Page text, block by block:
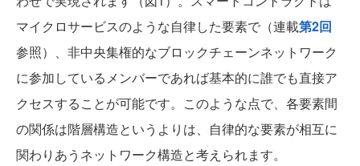
マイクロサービスのような自律した要素で（連載第2回
参照）、非中央集権的なブロックチェーンネットワーク
に参加しているメンバーであれば基本的に誰でも直接ア
クセスすることが可能です。このような点で、各要素間
の関係は階層構造というよりは、自律的な要素が相互に
関わりあうネットワーク構造と考えられます。